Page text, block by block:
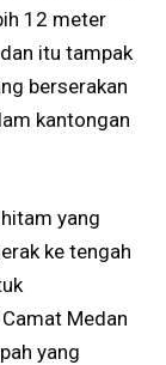
12 meter
itu tampak
berserakan
kantongan
yang
ke tengah
Medan
yang